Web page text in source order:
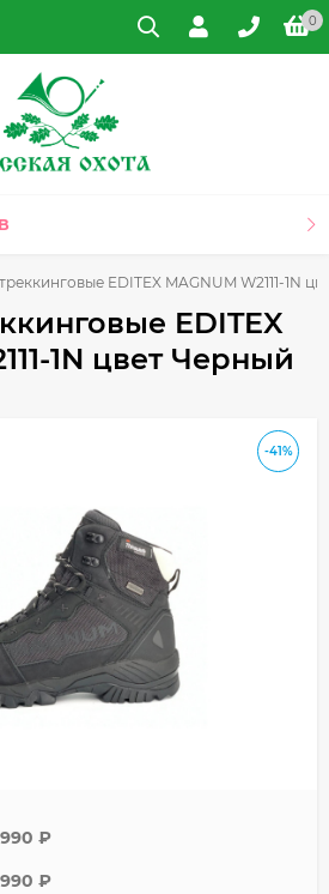
0
EDITEX MAGNUM W2111-1N
EDITEX
1N цвет Черный
-41%
₽
₽